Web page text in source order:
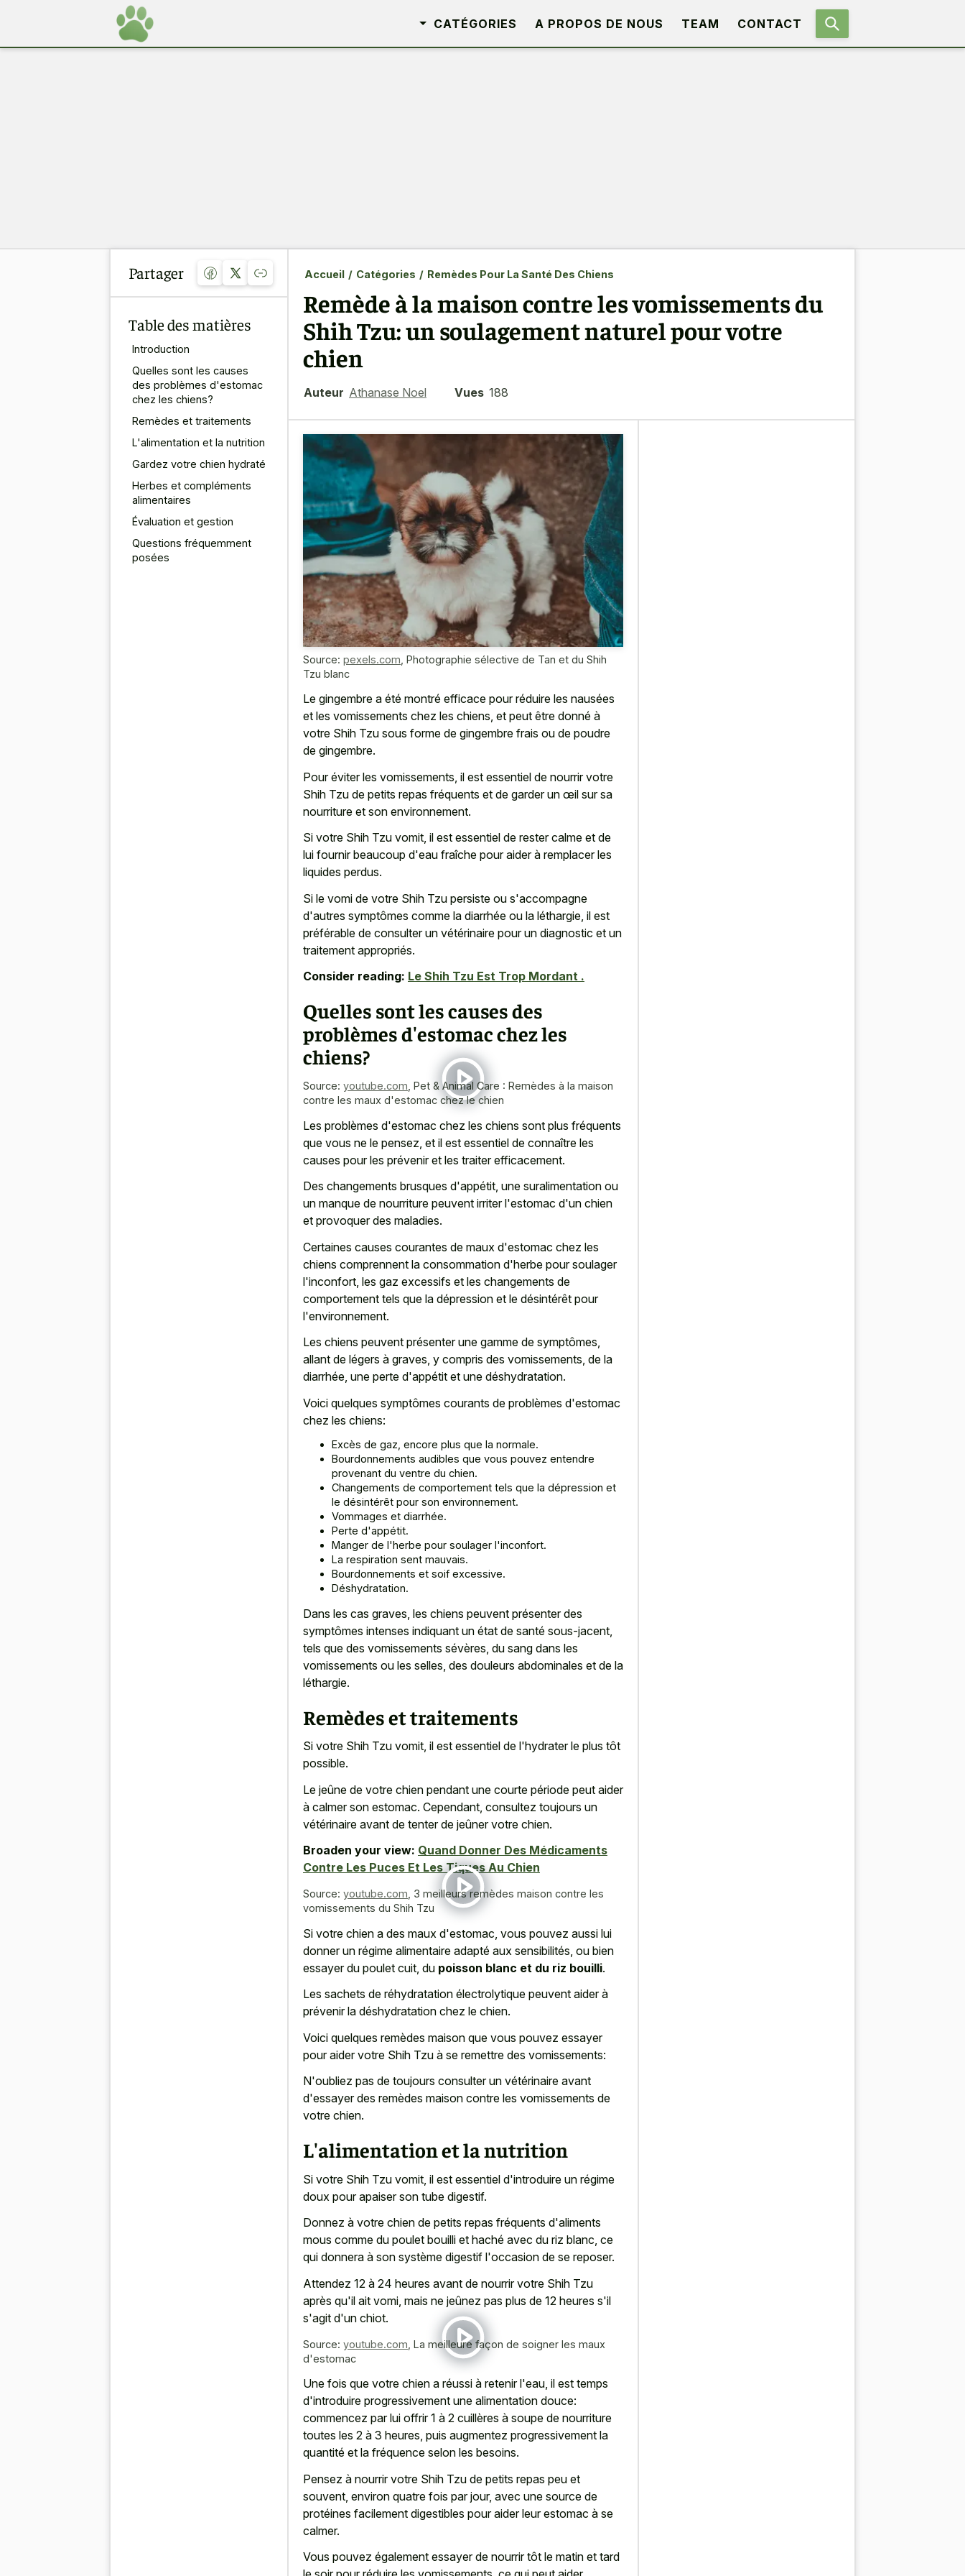
CATÉGORIES A PROPOS DE NOUS TEAM CONTACT
Partager
Table des matières
Introduction
Quelles sont les causes
des problèmes d'estomac
chez les chiens?
Remèdes et traitements
L'alimentation et la nutrition
Gardez votre chien hydraté
Herbes et compléments
alimentaires
Évaluation et gestion
Questions fréquemment
posées
Accueil / Catégories / Remèdes Pour La Santé Des Chiens
Remède à la maison contre les vomissements du
Shih Tzu: un soulagement naturel pour votre
chien
Auteur Athanase Noel Vues 188
Source: pexels.com Photographie sélective de Tan et du Shih
Tzu blanc
Le gingembre a été montré efficace pour réduire les nausées
et les vomissements chez les chiens, et peut être donné à
votre Shih Tzu sous forme de gingembre frais ou de poudre
de gingembre.
Pour éviter les vomissements, il est essentiel de nourrir votre
Shih Tzu de petits repas fréquents et de garder un œil sur sa
nourriture et son environnement.
Si votre Shih Tzu vomit, il est essentiel de rester calme et de
lui fournir beaucoup d'eau fraîche pour aider à remplacer les
liquides perdus.
Si le vomi de votre Shih Tzu persiste ou s'accompagne
d'autres symptômes comme la diarrhée ou la léthargie, il est
préférable de consulter un vétérinaire pour un diagnostic et un
traitement appropriés.
Consider reading: Le Shih Tzu Est Trop Mordant .
Quelles sont les causes des
problèmes d'estomac chez les
chiens?
Source: youtube.com Pet & Animal Care : Remèdes à la maison
contre les maux d'estomac chez le chien
Les problèmes d'estomac chez les chiens sont plus fréquents
que vous ne le pensez, et il est essentiel de connaître les
causes pour les prévenir et les traiter efficacement.
Des changements brusques d'appétit, une suralimentation ou
un manque de nourriture peuvent irriter l'estomac d'un chien
et provoquer des maladies.
Certaines causes courantes de maux d'estomac chez les
chiens comprennent la consommation d'herbe pour soulager
l'inconfort, les gaz excessifs et les changements de
comportement tels que la dépression et le désintérêt pour
l'environnement.
Les chiens peuvent présenter une gamme de symptômes,
allant de légers à graves, y compris des vomissements, de la
diarrhée, une perte d'appétit et une déshydratation.
Voici quelques symptômes courants de problèmes d'estomac
chez les chiens:
Excès de gaz, encore plus que la normale.
Bourdonnements audibles que vous pouvez entendre
provenant du ventre du chien.
Changements de comportement tels que la dépression et
le désintérêt pour son environnement.
Vommages et diarrhée.
Perte d'appétit.
Manger de l'herbe pour soulager l'inconfort.
La respiration sent mauvais.
Bourdonnements et soif excessive.
Déshydratation.
Dans les cas graves, les chiens peuvent présenter des
symptômes intenses indiquant un état de santé sous-jacent,
tels que des vomissements sévères, du sang dans les
vomissements ou les selles, des douleurs abdominales et de la
léthargie.
Remèdes et traitements
Si votre Shih Tzu vomit, il est essentiel de l'hydrater le plus tôt
possible.
Le jeûne de votre chien pendant une courte période peut aider
à calmer son estomac. Cependant, consultez toujours un
vétérinaire avant de tenter de jeûner votre chien.
Broaden your view: Quand Donner Des Médicaments
Contre Les Puces Et Les Tiques Au Chien
Source: youtube.com 3 meilleurs remèdes maison contre les
vomissements du Shih Tzu
Si votre chien a des maux d'estomac, vous pouvez aussi lui
donner un régime alimentaire adapté aux sensibilités, ou bien
essayer du poulet cuit, du poisson blanc et du riz bouilli.
Les sachets de réhydratation électrolytique peuvent aider à
prévenir la déshydratation chez le chien.
Voici quelques remèdes maison que vous pouvez essayer
pour aider votre Shih Tzu à se remettre des vomissements:
N'oubliez pas de toujours consulter un vétérinaire avant
d'essayer des remèdes maison contre les vomissements de
votre chien.
L'alimentation et la nutrition
Si votre Shih Tzu vomit, il est essentiel d'introduire un régime
doux pour apaiser son tube digestif.
Donnez à votre chien de petits repas fréquents d'aliments
mous comme du poulet bouilli et haché avec du riz blanc, ce
qui donnera à son système digestif l'occasion de se reposer.
Attendez 12 à 24 heures avant de nourrir votre Shih Tzu
après qu'il ait vomi, mais ne jeûnez pas plus de 12 heures s'il
s'agit d'un chiot.
Source: youtube.com La meilleure façon de soigner les maux
d'estomac
Une fois que votre chien a réussi à retenir l'eau, il est temps
d'introduire progressivement une alimentation douce:
commencez par lui offrir 1 à 2 cuillères à soupe de nourriture
toutes les 2 à 3 heures, puis augmentez progressivement la
quantité et la fréquence selon les besoins.
Pensez à nourrir votre Shih Tzu de petits repas peu et
souvent, environ quatre fois par jour, avec une source de
protéines facilement digestibles pour aider leur estomac à se
calmer.
Vous pouvez également essayer de nourrir tôt le matin et tard